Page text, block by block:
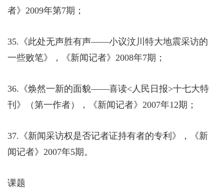
者》 2009年第7期；
35. 《此处无声胜有声——小议汶川特大地震采访的
一些败笔》，《新闻记者》 2008年7期；
36. 《焕然一新的面貌——喜读<人民日报>十七大特
刊》（第一作者），《新闻记者》 2007年12期；
37. 《新闻采访权是否记者证持有者的专利》，《新
闻记者》 2007年5期。
课题